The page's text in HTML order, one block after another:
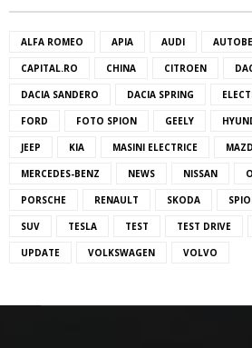
ALFA ROMEO APIA AUDI
CAPITAL.RO CHINA CITROEN
DACIA SANDERO DACIA SPRING
FORD FOTO SPION GEELY
JEEP KIA MASINI ELECTRICE
MERCEDES-BENZ NEWS NISSAN
PORSCHE RENAULT SKODA
SUV TESLA TEST TEST DRIVE
UPDATE VOLKSWAGEN VOLVO